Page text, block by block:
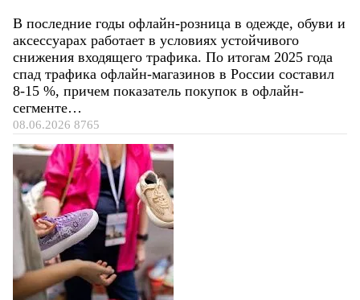
В последние годы офлайн-розница в одежде, обуви и
аксессуарах работает в условиях устойчивого
снижения входящего трафика. По итогам 2025 года
спад трафика офлайн-магазинов в России составил
8-15 %, причем показатель покупок в офлайн-
сегменте…
08.06.2026 8765